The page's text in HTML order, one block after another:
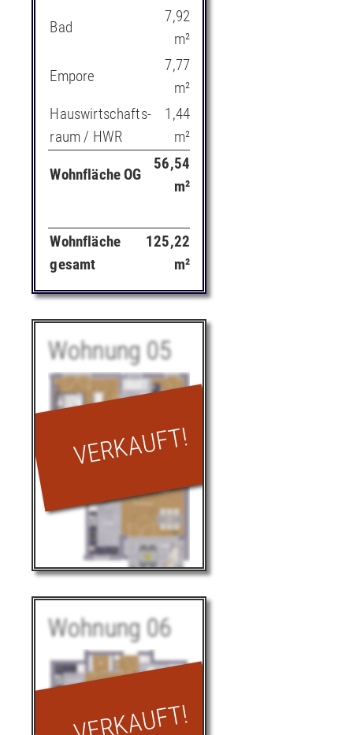
Bad
7,92
m²
Empore
7,77
m²
Hauswirtschafts-
raum / HWR
1,44
m²
Wohnfläche OG
56,54
m²
Wohnfläche
gesamt
125,22
m²
Wohnung 05
Lage im Haus
Wohnung 05
Wohnen | Essen
29,39
Wohnung 06